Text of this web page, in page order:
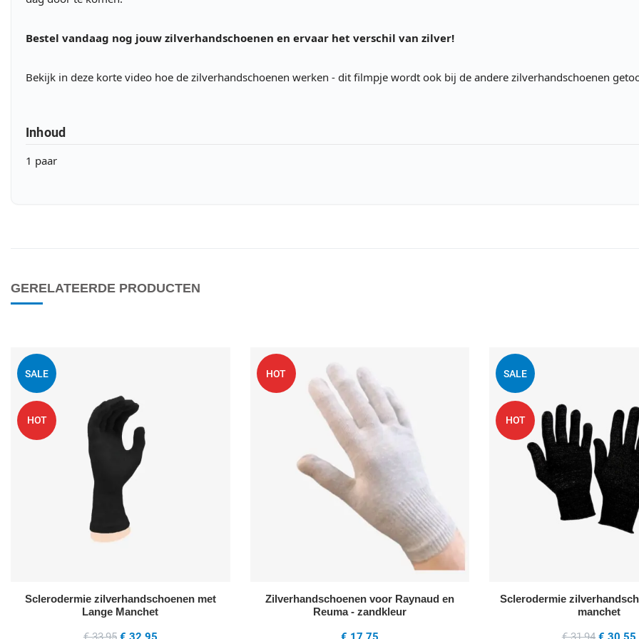
Bestel vandaag nog jouw zilverhandschoenen en ervaar het verschil van zilver!
Bekijk in deze korte video hoe de zilverhandschoenen werken - dit filmpje wordt ook bij de andere zilverhandschoenen
Inhoud
1 paar
GERELATEERDE PRODUCTEN
SALE
HOT
Voeg toe aan mijn wenslijst
Quick View
Sclerodermie zilverhandschoenen met
Lange Manchet
HOT
Voeg toe aan mijn wenslijst
Quick View
Zilverhandschoenen voor Raynaud en
Reuma - zandkleur
SALE
HOT
Sclerodermie
manchet